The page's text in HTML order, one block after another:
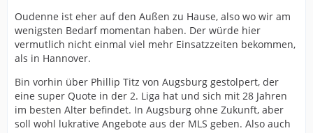
Oudenne ist eher auf den Außen zu Hause, also wo wir am
wenigsten Bedarf momentan haben. Der würde hier
vermutlich nicht einmal viel mehr Einsatzzeiten bekommen,
als in Hannover.
Bin vorhin über Phillip Titz von Augsburg gestolpert, der
eine super Quote in der 2. Liga hat und sich mit 28 Jahren
im besten Alter befindet. In Augsburg ohne Zukunft, aber
soll wohl lukrative Angebote aus der MLS geben. Also auch